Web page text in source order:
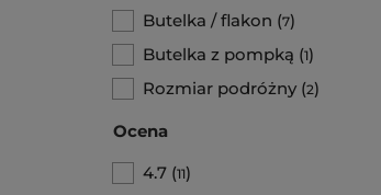
Butelka / flakon (7)
Butelka z pompką (1)
Rozmiar podróżny (2)
Ocena
4.7 (11)